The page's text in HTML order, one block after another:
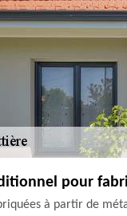
pour
à partir de